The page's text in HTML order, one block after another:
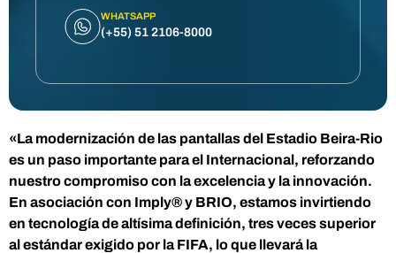
WHATSAPP
(+55) 51 2106-8000
«La modernización de las pantallas del Estadio Beira-Rio
es un paso importante para el Internacional, reforzando
nuestro compromiso con la excelencia y la innovación.
En asociación con Imply®️ y BRIO, estamos invirtiendo
en tecnología de altísima definición, tres veces superior
al estándar exigido por la FIFA, lo que llevará la